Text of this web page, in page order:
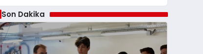
Son Dakika